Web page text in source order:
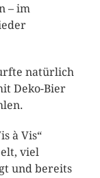
– im
natürlich
Deko-Bier
à Vis“
viel
und bereits